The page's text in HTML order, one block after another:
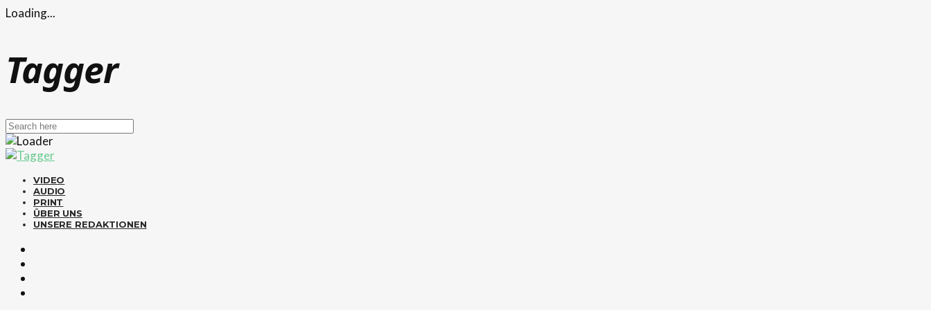
Loading...
Tagger
VIDEO
AUDIO
PRINT
ÜBER UNS
UNSERE REDAKTIONEN